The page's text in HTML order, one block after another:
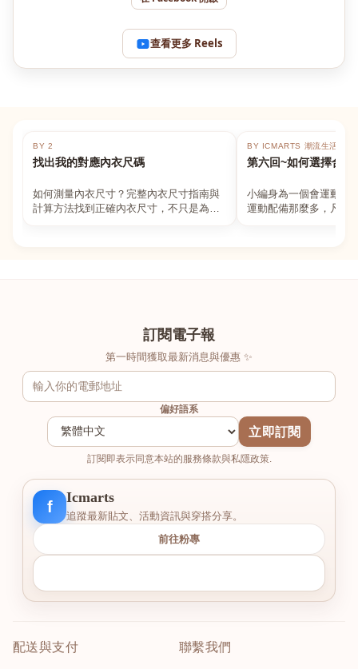
查看更多 Reels
BY 2
找出我的對應內衣尺碼
如何測量內衣尺寸？完整內衣尺寸指南與
計算方法找到正確內衣尺寸，不只是為了
BY ICMARTS 潮流生活百貨
第六回~如何選擇合適
小編身為一個會運動的
運動配備那麼多，凡舉
訂閱電子報
第一時間獲取最新消息與優惠 ✨
偏好語系
立即訂閱
訂閱即表示同意本站的服務條款與私隱政策.
f
Icmarts
追蹤最新貼文、活動資訊與穿搭分享。
前往粉專
配送與支付 聯繫我們